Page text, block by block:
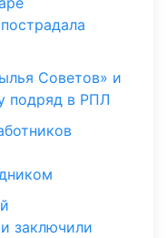
Советов» и
подряд в РПЛ
заключили